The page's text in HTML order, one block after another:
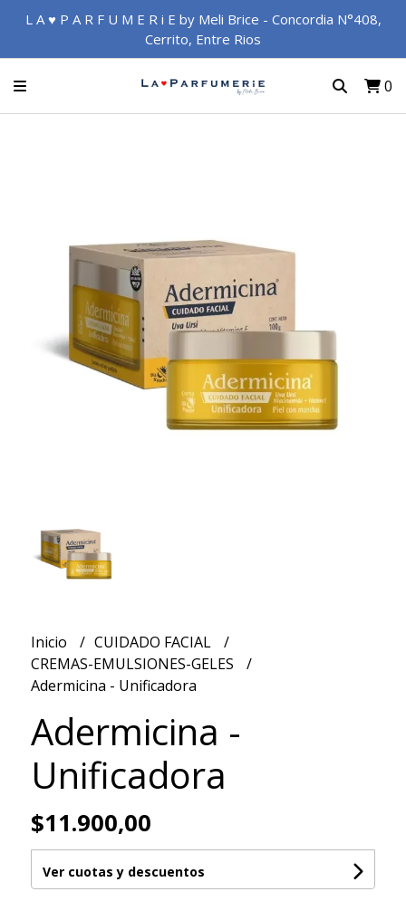
L A ♥ P A R F U M E R i E by Meli Brice - Concordia N°408,
Cerrito, Entre Rios
0
Inicio
CUIDADO FACIAL
CREMAS-EMULSIONES-GELES
Adermicina - Unificadora
Adermicina -
Unificadora
$11.900,00
Ver cuotas y descuentos